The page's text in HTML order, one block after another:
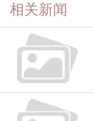
相关新闻